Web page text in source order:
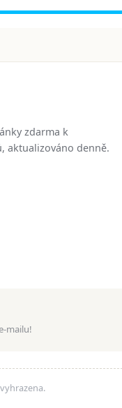
zdarma k
aktualizováno denně.
mailu!